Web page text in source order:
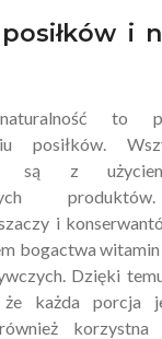
i
to
posiłków.
są z
i
bogactwa
Dzięki
że każda porcja
korzystna